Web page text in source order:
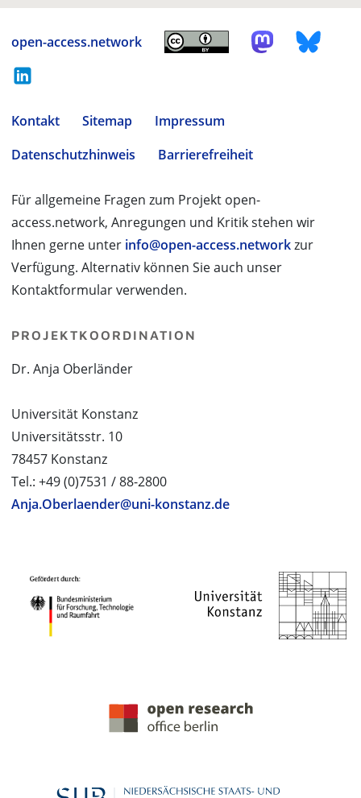
open-access.network
Kontakt Sitemap
Impressum
Datenschutzhinweis
Barrierefreiheit
Für allgemeine Fragen zum Projekt open-
access.network, Anregungen und Kritik stehen wir
Ihnen gerne unter info@open-access.networkzur
Verfügung. Alternativ können Sie auch unser
Kontaktformular verwenden.
PROJEKTKOORDINATION
Dr. Anja Oberländer
Universität Konstanz
Universitätsstr. 10
78457 Konstanz
Tel.: +49 (0)7531 / 88-2800
Anja.Oberlaender@uni-konstanz.de